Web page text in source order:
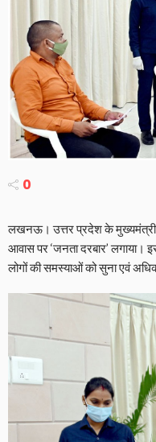
0
लखनऊ। उत्तर प्रदेश के मुख्यमंत्री
आवास पर ‘जनता दरबार’ लगाया।
लोगों की समस्याओं को सुना एवं